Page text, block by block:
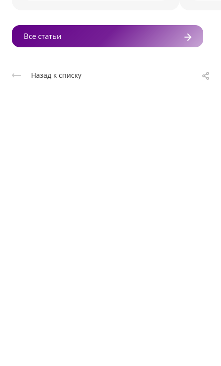
Все статьи
Назад к списку